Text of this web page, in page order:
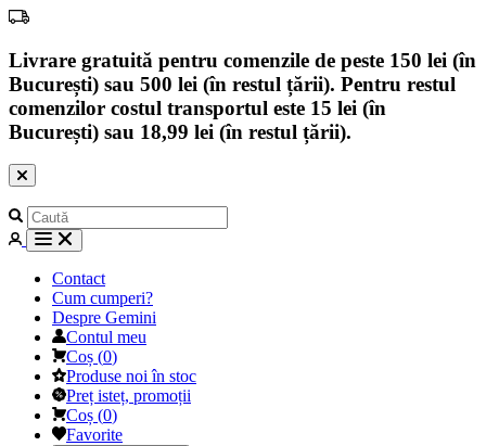
Livrare gratuită pentru comenzile de peste 150 lei (în
București) sau 500 lei (în restul țării). Pentru restul
comenzilor costul transportul este 15 lei (în
București) sau 18,99 lei (în restul țării).
Contact
Cum cumperi?
Despre Gemini
Contul meu
Coș (0)
Produse noi în stoc
Preț isteț, promoții
Coș (0)
Favorite